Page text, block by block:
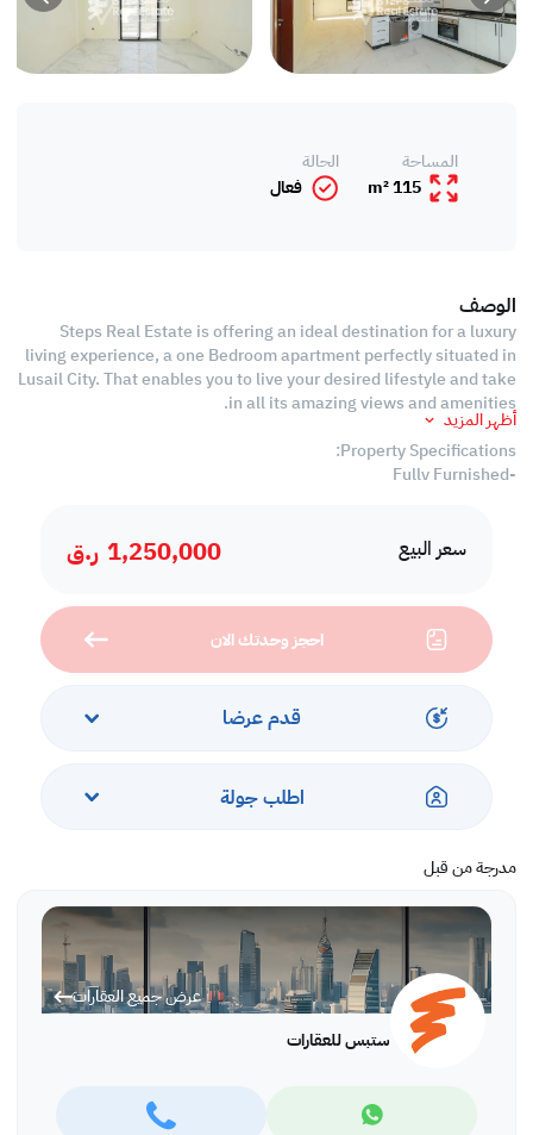
سعر البيع 1,250,000 ر.ق
احجز وحدتك الان
قدم عرضا
اطلب جولة
مدرجة من قبل
عرض جميع العقارات
ستبس للعقارات
المساحة
115 m²
الحالة
فعال
الوصف
Steps Real Estate is offering an ideal destination for a luxury
living experience, a one Bedroom apartment perfectly situated in
Lusail City. That enables you to live your desired lifestyle and take
in all its amazing views and amenities.
Property Specifications:
-Fully Furnished
Services and Amenities
-Pet Friendly
Call us to schedule a viewing today!
With Steps Real Estate, finding the right property has never been
easier we provide. We provide our clients with tailored property
experiences and offers. Our team operates with professionalism
lifetime relationship. Whether it is business or personal, we
أظهر المزيد